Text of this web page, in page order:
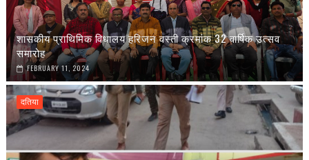
शासकीय प्राथिमिक विधालय हरिजन वस्ती क्रमांक 32 वार्षिक उत्सव
समारोह
FEBRUARY 11, 2024
दतिया